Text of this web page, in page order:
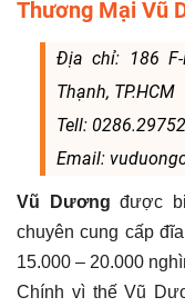
Thương Mại Vũ
Địa chỉ: 186 F-
Thạnh, TP.HCM
Tell:
Email:
Vũ Dương được
chuyên cung cấp
15.000 – 20.000
Chính vì thế Vũ